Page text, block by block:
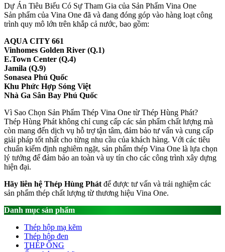
Dự Án Tiêu Biểu Có Sự Tham Gia của Sản Phẩm Vina One
Sản phẩm của Vina One đã và đang đóng góp vào hàng loạt công
trình quy mô lớn trên khắp cả nước, bao gồm:
AQUA CITY 661
Vinhomes Golden River (Q.1)
E.Town Center (Q.4)
Jamila (Q.9)
Sonasea Phú Quốc
Khu Phức Hợp Sóng Việt
Nhà Ga Sân Bay Phú Quốc
Vì Sao Chọn Sản Phẩm Thép Vina One từ Thép Hùng Phát?
Thép Hùng Phát không chỉ cung cấp các sản phẩm chất lượng mà
còn mang đến dịch vụ hỗ trợ tận tâm, đảm bảo tư vấn và cung cấp
giải pháp tốt nhất cho từng nhu cầu của khách hàng. Với các tiêu
chuẩn kiểm định nghiêm ngặt, sản phẩm thép Vina One là lựa chọn
lý tưởng để đảm bảo an toàn và uy tín cho các công trình xây dựng
hiện đại.
Hãy liên hệ Thép Hùng Phát để được tư vấn và trải nghiệm các
sản phẩm thép chất lượng từ thương hiệu Vina One.
Danh mục sản phẩm
Thép hộp mạ kẽm
Thép hộp đen
THÉP ỐNG